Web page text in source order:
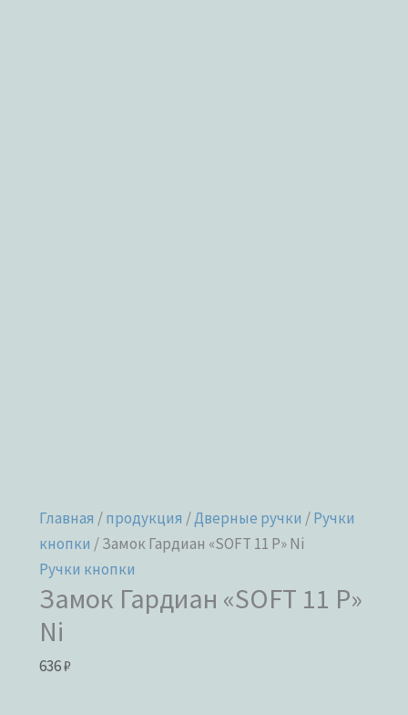
Главная /продукция /Дверные ручки /Ручки
кнопки / Замок Гардиан «SOFT 11 Р» Ni
Ручки кнопки
Замок Гардиан «SOFT 11 Р»
Ni
636₽